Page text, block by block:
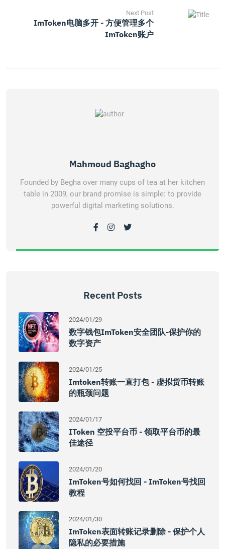
Next Post
ImToken电脑多开 - 方便管理多个
ImToken账户
Mahmoud Baghagho
Founded by Begha over many cups of tea at her kitchen
table in 2009, our brand promise is simple: to provide
powerful digital marketing solutions.
Recent Posts
2024/01/29
数字钱包imToken安全团队-保护你的
数字资产
2024/01/25
Imtoken转账一直打包 - 虚拟货币转账
的瓶颈问题
2024/01/17
IToken 空投平台币 - 领取平台币的最
佳途径
2024/01/20
ImToken号如何找回 - ImToken号找回
教程
2024/01/30
ImToken表面转账记录删除 - 保护个人
隐私的必要措施